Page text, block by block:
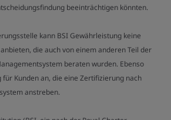
beeinträchtigen könnten.
kann BSI Gewährleistung keine
die auch von einem anderen Teil der
beraten wurden. Ebenso
Kunden an, die eine Zertifizierung nach
anstreben.